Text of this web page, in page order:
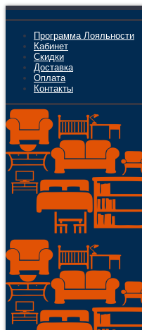
Программа Лояльности
Кабинет
Скидки
Доставка
Оплата
Контакты